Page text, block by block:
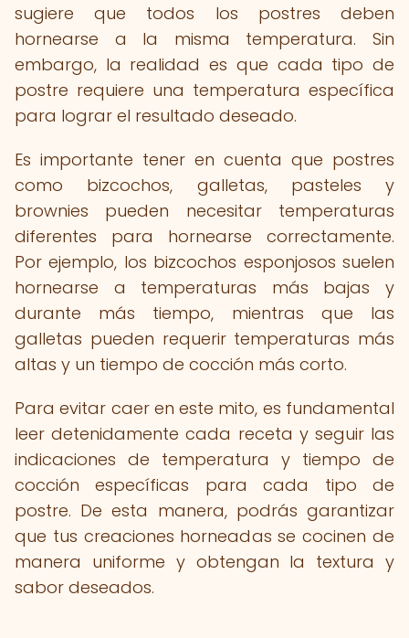
sugiere que todos los postres deben
hornearse a la misma temperatura. Sin
embargo, la realidad es que cada tipo de
postre requiere una temperatura específica
para lograr el resultado deseado.
Es importante tener en cuenta que postres
como bizcochos, galletas, pasteles y
brownies pueden necesitar temperaturas
diferentes para hornearse correctamente.
Por ejemplo, los bizcochos esponjosos suelen
hornearse a temperaturas más bajas y
durante más tiempo, mientras que las
galletas pueden requerir temperaturas más
altas y un tiempo de cocción más corto.
Para evitar caer en este mito, es fundamental
leer detenidamente cada receta y seguir las
indicaciones de temperatura y tiempo de
cocción específicas para cada tipo de
postre. De esta manera, podrás garantizar
que tus creaciones horneadas se cocinen de
manera uniforme y obtengan la textura y
sabor deseados.